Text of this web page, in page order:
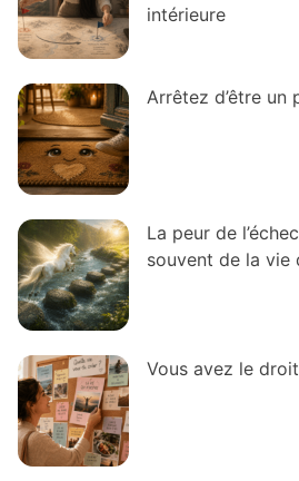
intérieure
Arrêtez d’être un
La peur de
souvent de la vie
Vous avez le